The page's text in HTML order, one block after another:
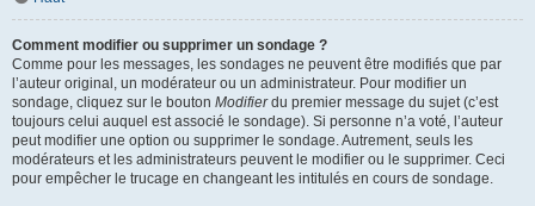
Comment modifier ou supprimer un sondage ?
Comme pour les messages, les sondages ne peuvent être modifiés que par
l’auteur original, un modérateur ou un administrateur. Pour modifier un
sondage, cliquez sur le bouton Modifierdu premier message du sujet (c’est
toujours celui auquel est associé le sondage). Si personne n’a voté, l’auteur
peut modifier une option ou supprimer le sondage. Autrement, seuls les
modérateurs et les administrateurs peuvent le modifier ou le supprimer. Ceci
pour empêcher le trucage en changeant les intitulés en cours de sondage.